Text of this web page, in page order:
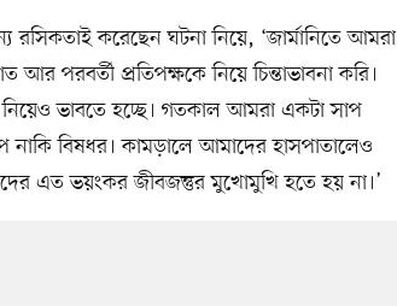
রসিকতাই করেছেন ঘটনা নিয়ে, ‘জার্মানিতে আমরা
পরবর্তী প্রতিপক্ষকে নিয়ে চিন্তাভাবনা করি।
ভাবতে হচ্ছে। গতকাল আমরা একটা সাপ
বিষধর। কামড়ালে আমাদের হাসপাতালেও
এত ভয়ংকর জীবজন্তুর মুখোমুখি হতে হয় না।’